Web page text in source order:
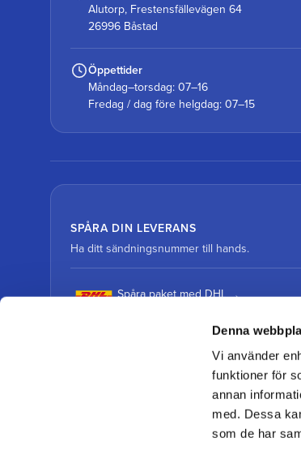
Denna
Vi använder
funktioner för
annan
med. Dessa
som de har
Alutorp, Frestensfällevägen 64
26996 Båstad
Öppettider
Måndag–torsdag: 07–16
Fredag / dag före helgdag: 07–15
SPÅRA DIN LEVERANS
Ha ditt sändningsnummer till hands.
Spåra paket med DHL